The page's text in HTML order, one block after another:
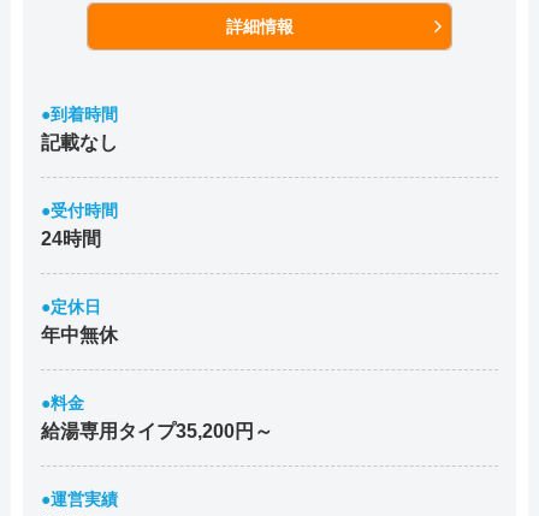
詳細情報
●到着時間
記載なし
●受付時間
24時間
●定休日
年中無休
●料金
給湯専用タイプ35,200円～
●運営実績